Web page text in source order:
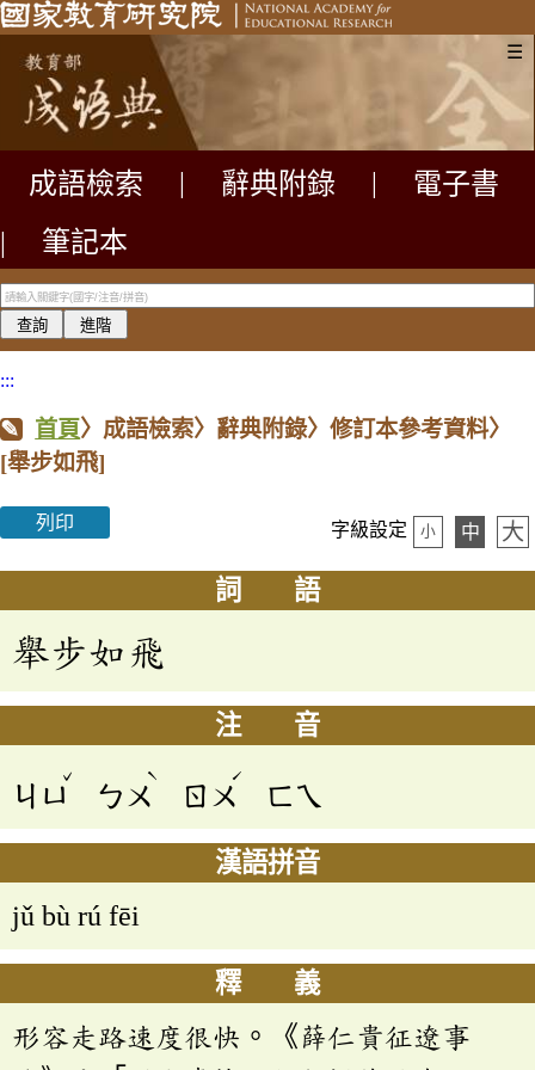
☰
成語檢索 辭典附錄
電子書
|
筆記本
:::
首頁〉成語檢索〉辭典附錄〉修訂本參考資料〉
[舉步如飛]
列印 字級設定 小 中 大
詞 語
舉步如飛
注 音
ㄐㄩ
ˇ
ㄅㄨ
ˋ
ㄖㄨ
ˊ
ㄈㄟ
漢語拼音
jǔ bù rú fēi
釋 義
形容走路速度很快。《薛仁貴征遼事